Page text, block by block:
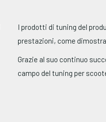
I prodotti di tuning del
prestazioni, come
Grazie al suo continuo
campo del tuning per